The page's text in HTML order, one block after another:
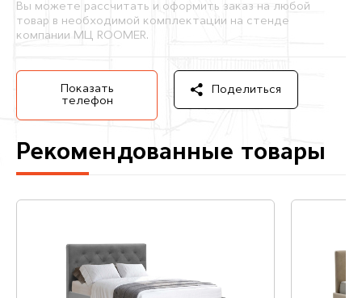
Вы можете рассчитать и оформить заказ на любой
товар в необходимой комплектации на стенде
компании МЦ ROOMER.
Показать
телефон
Поделиться
Рекомендованные товары